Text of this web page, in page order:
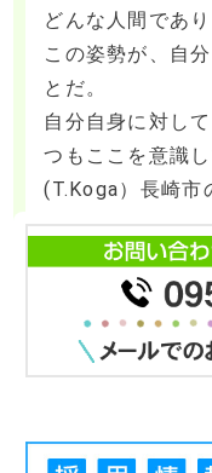
どんな人間であり
この姿勢が、自
とだ。
自分自身に対し
つもここを意識
(T.Koga）長崎市
過去のブログを